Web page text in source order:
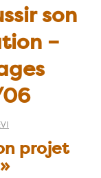
son
–
projet